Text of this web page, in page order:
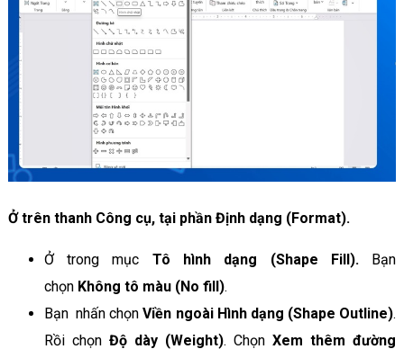
Ở trên thanh Công cụ, tại phần Định dạng (Format).
Ở trong mục Tô hình dạng (Shape Fill).Bạn
chọnKhông tô màu (No fill).
Bạn nhấn chọnViền ngoài Hình dạng (Shape Outline).
Rồi chọn Độ dày (Weight). ChọnXem thêm đường